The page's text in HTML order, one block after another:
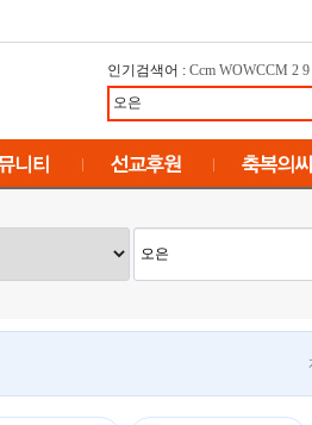
인기검색어 : Ccm WOWCCM 2 9